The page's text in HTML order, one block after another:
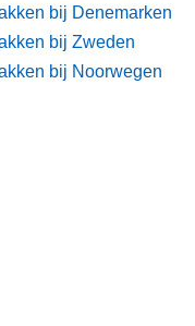
bij Denemarken
bij Zweden
bij Noorwegen